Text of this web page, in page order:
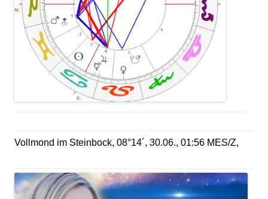
Vollmond im Steinbock, 08°14´, 30.06., 01:56 MES/Z,